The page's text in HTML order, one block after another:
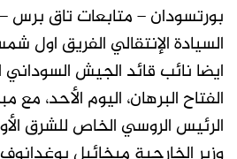
بورتسودان – متابعات تاق
السيادة الإنتقالي الفريق اول
ايضا نائب قائد الجيش
الفتاح البرهان، اليوم الأحد،
الرئيس الروسي الخاص للشرق